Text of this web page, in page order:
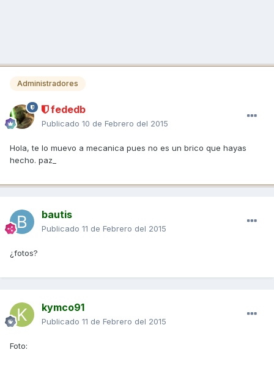
Administradores
fededb
Publicado 10 de Febrero del 2015
Hola, te lo muevo a mecanica pues no es un brico que hayas
hecho. paz_
bautis
Publicado 11 de Febrero del 2015
¿fotos?
kymco91
Publicado 11 de Febrero del 2015
Foto: